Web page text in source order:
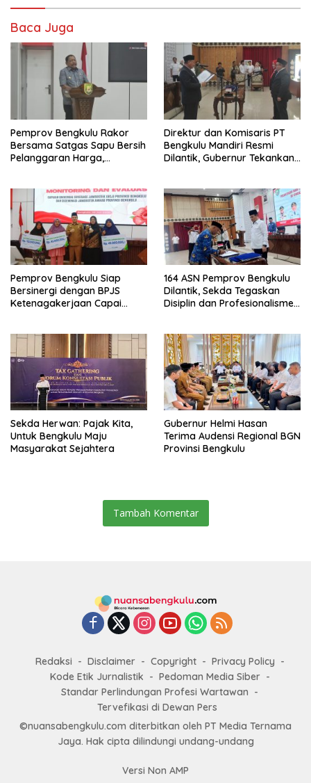
Baca Juga
Pemprov Bengkulu Rakor
Bersama Satgas Sapu Bersih
Pelanggaran Harga,
Masih Jadi Sorotan
Direktur dan Komisaris PT
Bengkulu Mandiri Resmi
Dilantik, Gubernur Tekankan
Pemprov Bengkulu Siap
Bersinergi dengan BPJS
Ketenagakerjaan Capai
164 ASN Pemprov Bengkulu
Dilantik, Sekda Tegaskan
Disiplin dan Profesionalisme
Sekda Herwan: Pajak Kita,
Untuk Bengkulu Maju
Masyarakat Sejahtera
Gubernur Helmi Hasan
Terima Audensi Regional BGN
Provinsi Bengkulu
Tambah Komentar
Redaksi Disclaimer Copyright
Privacy Policy
Kode Etik Jurnalistik
Pedoman Media Siber
Standar Perlindungan Profesi Wartawan
Tervefikasi di Dewan Pers
©nuansabengkulu.com diterbitkan oleh PT Media Ternama
Jaya. Hak cipta dilindungi undang-undang
Versi Non AMP